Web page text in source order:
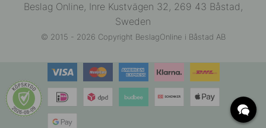
Beslag Online, Inre Kustvägen 32, 269 43 Båstad,
Sweden
© 2015 - 2026 Copyright BeslagOnline i Båstad AB